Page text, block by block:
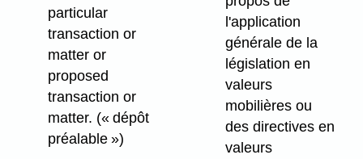
particular
transaction or
matter or
proposed
transaction or
matter. (« dépôt
préalable »)
l'application
générale de la
législation en
valeurs
mobilières ou
des directives en
valeurs